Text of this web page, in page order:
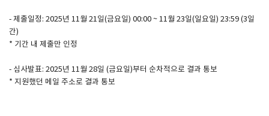
Contact
- 제출일정: 2025년 11월 21일(금요일) 00:00 ~ 11월 23일(일요일) 23:59 (3일
간)
* 기간 내 제출만 인정
- 심사발표: 2025년 11월 28일 (금요일)부터 순차적으로 결과 통보
* 지원했던 메일 주소로 결과 통보